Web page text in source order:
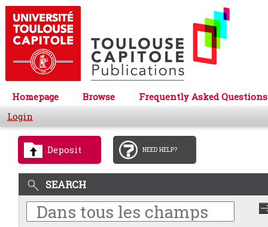
Homepage Browse
Frequently Asked Questions
Login
Deposit NEED HELP?
SEARCH